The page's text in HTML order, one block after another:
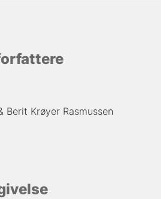
Berit Krøyer Rasmussen